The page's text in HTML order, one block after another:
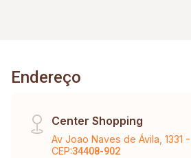
Endereço
Center Shopping
Av Joao Naves de Ávila, 1331
CEP:34408-902